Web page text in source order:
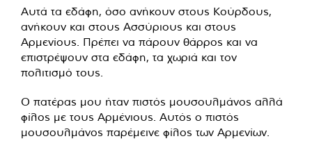
Αυτά τα εδάφη, όσο ανήκουν στους Κούρδους,
ανήκουν και στους Ασσύριους και στους
Αρμενίους. Πρέπει να πάρουν θάρρος και να
επιστρέψουν στα εδάφη, τα χωριά και τον
πολιτισμό τους.
Ο πατέρας μου ήταν πιστός μουσουλμάνος αλλά
φίλος με τους Αρμένιους. Αυτός ο πιστός
μουσουλμάνος παρέμεινε φίλος των Αρμενίων.